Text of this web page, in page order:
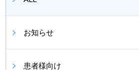
お知らせ
患者様向け